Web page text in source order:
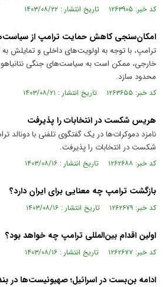
کد خبر: ۱۲۶۳۹۰۵ تاریخ انتشار : ۱۴۰۳/۰۸/۲۲
امکان‌سنجی کاهش حمایت ترامپ از
ترامپ، با توجه به اولویت‌های داخلی و تمایلش
خارجی، ممکن است به سیاست‌های جنگی نتانیاهو
محدود سازد.
کد خبر: ۱۲۶۳۶۵۵ تاریخ انتشار : ۱۴۰۳/۰۸/۲۱
هریس شکست در انتخابات را پذیرفت
نامزد دموکرات‌ها در یک گفتگوی تلفنی با دونالد
شکست در انتخابات را پذیرفت.
کد خبر: ۱۲۶۲۶۸۸ تاریخ انتشار : ۱۴۰۳/۰۸/۱۶
بازگشت ترامپ چه معنایی برای ایران دارد؟
کد خبر: ۱۲۶۲۶۷۹ تاریخ انتشار : ۱۴۰۳/۰۸/۱۶
اولین اقدام بین‌المللی ترامپ چه خواهد بود؟
کد خبر: ۱۲۶۲۶۷۷ تاریخ انتشار : ۱۴۰۳/۰۸/۱۶
ادامه بن‌بست در اسرائیل؛ صهیونیست‌ها در